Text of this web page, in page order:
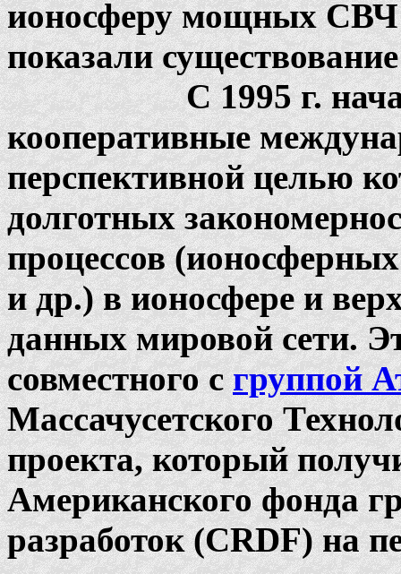
ионосферу мощных СВЧ
показали
С 1995 г. начали
кооперативные
перспективной целью
долготных
процессов
и др.) в ионосфере и
данных мировой сети.
совместного сгруппой
Массачусетского
проекта, который
Американского фонда
разработок (CRDF) на